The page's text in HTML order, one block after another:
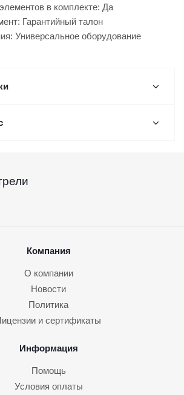
в комплекте: Да
Гарантийный талон
Универсальное оборудование
Компания
О компании
Новости
Политика
и сертификаты
Информация
Помощь
Условия оплаты